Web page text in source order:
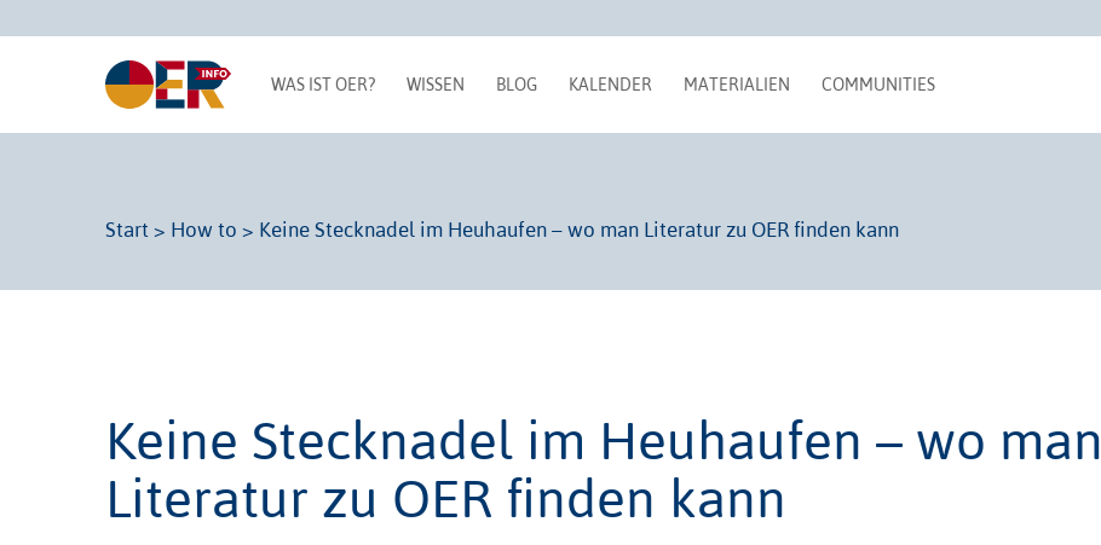
WAS IST OER? WISSEN BLOG KALENDER MATERIALIEN COMMUNITIES
Start > How to > Keine Stecknadel im Heuhaufen – wo man Literatur zu OER finden kann
Keine Stecknadel im Heuhaufen – wo man
Literatur zu OER finden kann